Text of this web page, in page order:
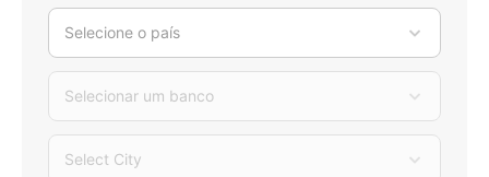
Selecione o país
Selecionar um banco
Select City